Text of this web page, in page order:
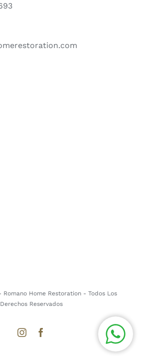
Home Restoration - Todos Los
Derechos Reservados